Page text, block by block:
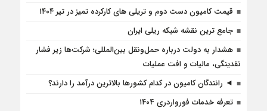
قیمت کامیون دست دوم و تریلی‌ های کارکرده تمیز در تیر ۱۴۰۴
جامع ترین نقشه شبکه ریلی ایران
هشدار به دولت درباره حمل‌ونقل بین‌المللی؛ شرکت‌ها زیر فشار
نقدینگی، مالیات و افت عملیات
◄ رانندگان کامیون در کدام کشورها بالاترین درآمد را دارند؟
تعرفه خدمات فورواردری ۱۴۰4